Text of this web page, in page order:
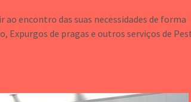
encontro das suas necessidades de forma
Expurgos de pragas e outros serviços de